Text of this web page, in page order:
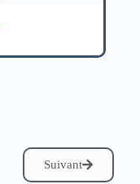
Suivant